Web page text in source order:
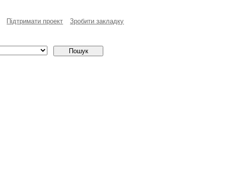
Пiдтримати проект Зробити закладку